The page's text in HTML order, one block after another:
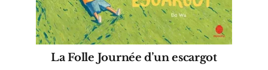
La Folle Journée d’un escargot